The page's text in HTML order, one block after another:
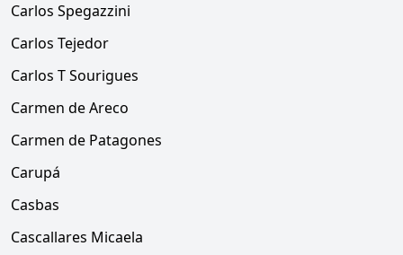
Carlos Spegazzini
Carlos Tejedor
Carlos T Sourigues
Carmen de Areco
Carmen de Patagones
Carupá
Casbas
Cascallares Micaela